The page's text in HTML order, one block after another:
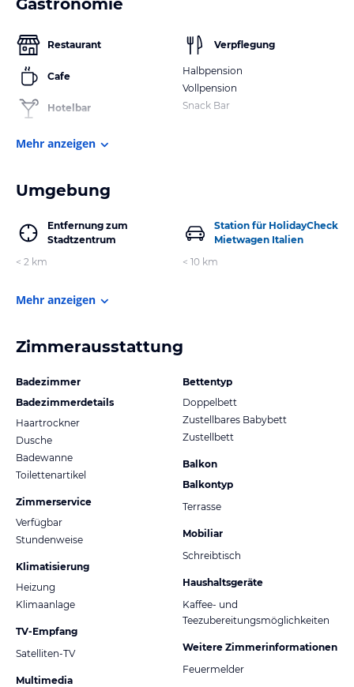
Restaurant
Cafe
Hotelbar
Verpflegung
Halbpension
Vollpension
Snack Bar
Mehr anzeigen
Umgebung
Entfernung zum
Stadtzentrum
< 2 km
Station für HolidayCheck
Mietwagen Italien
< 10 km
Mehr anzeigen
Zimmerausstattung
Badezimmer
Badezimmerdetails
Haartrockner
Dusche
Badewanne
Toilettenartikel
Zimmerservice
Verfügbar
Stundenweise
Klimatisierung
Heizung
Klimaanlage
TV-Empfang
Satelliten-TV
Multimedia
Bettentyp
Doppelbett
Zustellbares Babybett
Zustellbett
Balkon
Balkontyp
Terrasse
Mobiliar
Schreibtisch
Haushaltsgeräte
Kaffee- und
Teezubereitungsmöglichkeiten
Weitere Zimmerinformationen
Feuermelder